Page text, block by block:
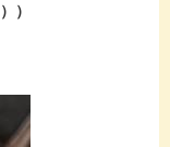
）
）